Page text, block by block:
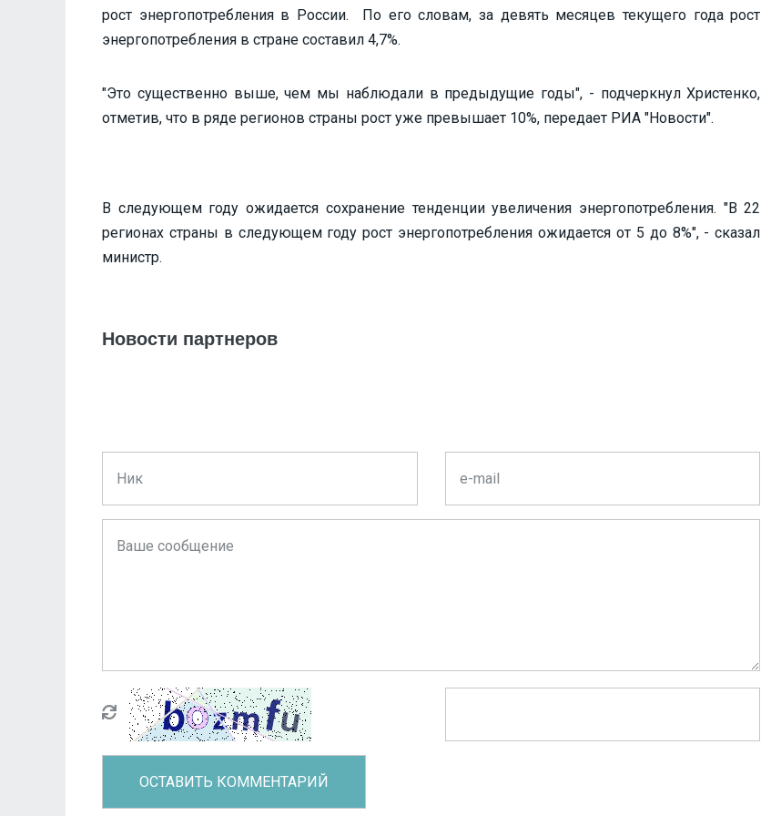
рост энергопотребления в России. По его словам, за девять месяцев текущего года рост
энергопотребления в стране составил 4,7%.
"Это существенно выше, чем мы наблюдали в предыдущие годы", - подчеркнул Христенко,
отметив, что в ряде регионов страны рост уже превышает 10%, передает РИА "Новости".
В следующем году ожидается сохранение тенденции увеличения энергопотребления. "В 22
регионах страны в следующем году рост энергопотребления ожидается от 5 до 8%", - сказал
министр.
Новости партнеров